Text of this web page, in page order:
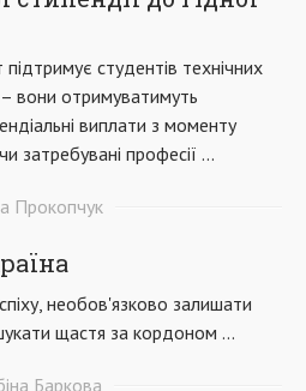
підтримує студентів технічних
– вони отримуватимуть
виплати з моменту
затребувані професії ...
Прокопчук
необов'язково залишати
щастя за кордоном ...
Баркова